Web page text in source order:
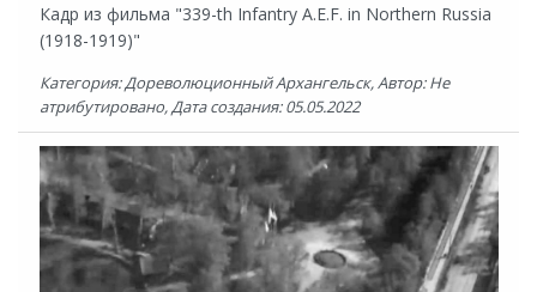
Кадр из фильма "339-th Infantry A.E.F. in Northern Russia
(1918-1919)"
Категория: Дореволюционный Архангельск, Автор: Не
атрибутировано, Дата создания: 05.05.2022